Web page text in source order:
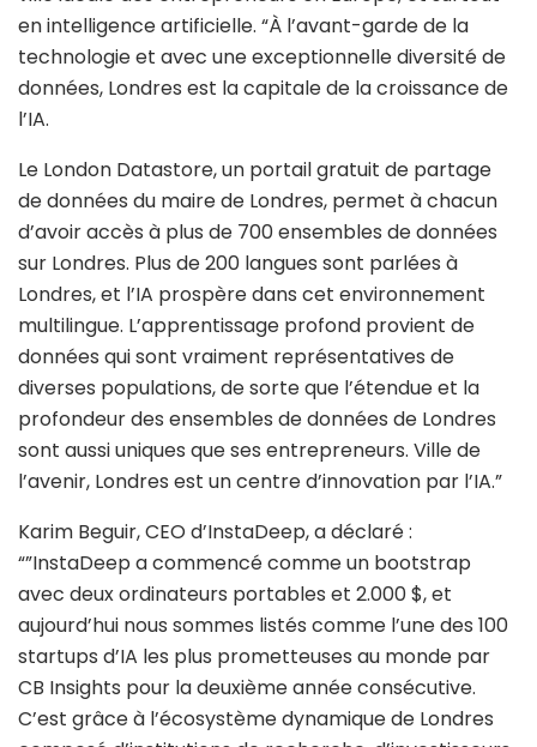
en intelligence artificielle. “À l’avant-garde de la
technologie et avec une exceptionnelle diversité de
données, Londres est la capitale de la croissance de
l’IA.
Le London Datastore, un portail gratuit de partage
de données du maire de Londres, permet à chacun
d’avoir accès à plus de 700 ensembles de données
sur Londres. Plus de 200 langues sont parlées à
Londres, et l’IA prospère dans cet environnement
multilingue. L’apprentissage profond provient de
données qui sont vraiment représentatives de
diverses populations, de sorte que l’étendue et la
profondeur des ensembles de données de Londres
sont aussi uniques que ses entrepreneurs. Ville de
l’avenir, Londres est un centre d’innovation par l’IA.”
Karim Beguir, CEO d’InstaDeep, a déclaré :
“”InstaDeep a commencé comme un bootstrap
avec deux ordinateurs portables et 2.000 $, et
aujourd’hui nous sommes listés comme l’une des 100
startups d’IA les plus prometteuses au monde par
CB Insights pour la deuxième année consécutive.
C’est grâce à l’écosystème dynamique de Londres